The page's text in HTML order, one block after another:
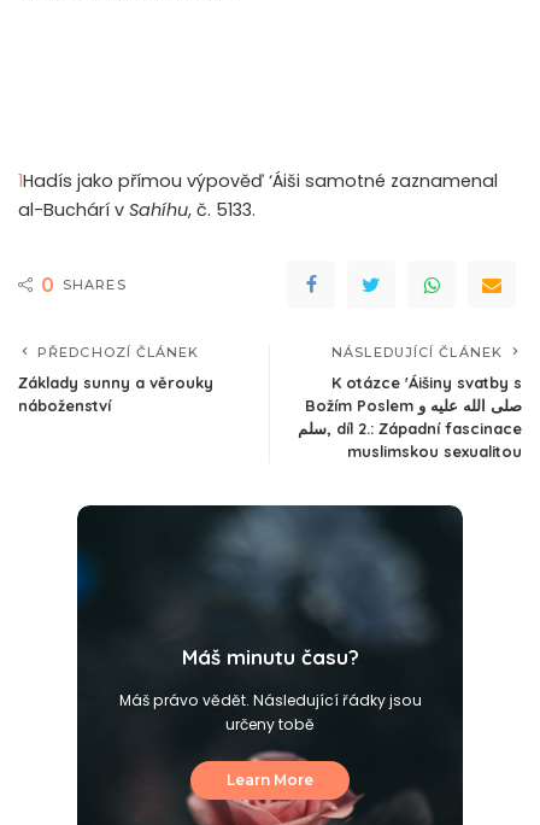
1Hadís jako přímou výpověď ‘Áiši samotné zaznamenal
al-Buchárí v Sahíhu, č. 5133.
0 SHARES
PŘEDCHOZÍ ČLÁNEK
Základy sunny a věrouky
náboženství
NÁSLEDUJÍCÍ ČLÁNEK
K otázce 'Áišiny svatby s
Božím Poslem صلى الله عليه و
سلم, díl 2.: Západní fascinace
muslimskou sexualitou
Máš minutu času?
Máš právo vědět. Následující řádky jsou
určeny tobě
Learn More